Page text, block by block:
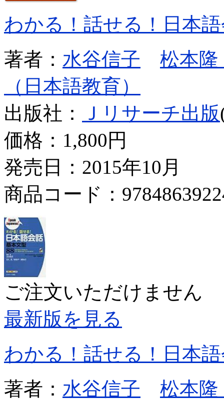
わかる！話せる！日本
著者： 水谷信子
松本隆
（日本語教育）
出版社：
Ｊリサーチ出版
価格： 1,800円
発売日：2015年10月
商品コード：
ご注文いただけません
最新版を見る
わかる！話せる！日本
著者： 水谷信子
松本隆